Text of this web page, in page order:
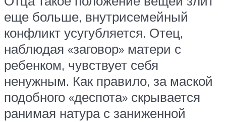
еще больше, внутрисемейный
конфликт усугубляется. Отец,
наблюдая «заговор» матери с
ребенком, чувствует себя
ненужным. Как правило, за маской
подобного «деспота» скрывается
ранимая натура с заниженной